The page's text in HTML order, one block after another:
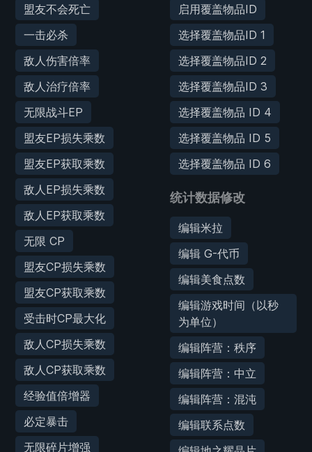
盟友不会死亡
一击必杀
敌人伤害倍率
敌人治疗倍率
无限战斗EP
盟友EP损失乘数
盟友EP获取乘数
敌人EP损失乘数
敌人EP获取乘数
无限 CP
盟友CP损失乘数
盟友CP获取乘数
受击时CP最大化
敌人CP损失乘数
敌人CP获取乘数
经验值倍增器
必定暴击
无限碎片增强
启用覆盖物品ID
选择覆盖物品ID 1
选择覆盖物品ID 2
选择覆盖物品ID 3
选择覆盖物品 ID 4
选择覆盖物品 ID 5
选择覆盖物品 ID 6
统计数据修改
编辑米拉
编辑 G-代币
编辑美食点数
编辑游戏时间（以秒
为单位）
编辑阵营：秩序
编辑阵营：中立
编辑阵营：混沌
编辑联系点数